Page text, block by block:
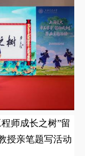
师成长之树”留
授亲笔题写活动